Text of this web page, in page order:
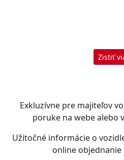
Zistiť
Exkluzívne pre majiteľov
poruke na webe alebo
Užitočné informácie o
online objednanie